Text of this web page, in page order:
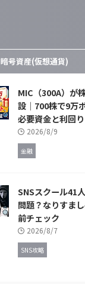
暗号資産(仮想通貨)
MIC（300A）が
設｜700株で9万
必要資金と利回
2026/8/9
金融
SNSスクール41
問題？なりすま
前チェック
2026/8/7
SNS攻略